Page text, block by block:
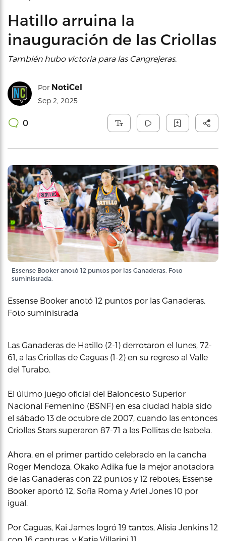
Hatillo arruina la
inauguración de las Criollas
También hubo victoria para las Cangrejeras.
Por NotiCel
Sep 2, 2025
0
Essense Booker anotó 12 puntos por las Ganaderas. Foto
suministrada.
Essense Booker anotó 12 puntos por las Ganaderas.
Foto suministrada
Las Ganaderas de Hatillo (2-1) derrotaron el lunes, 72-
61, a las Criollas de Caguas (1-2) en su regreso al Valle
del Turabo.
El último juego oficial del Baloncesto Superior
Nacional Femenino (BSNF) en esa ciudad había sido
el sábado 13 de octubre de 2007, cuando las entonces
Criollas Stars superaron 87-71 a las Pollitas de Isabela.
Ahora, en el primer partido celebrado en la cancha
Roger Mendoza, Okako Adika fue la mejor anotadora
de las Ganaderas con 22 puntos y 12 rebotes; Essense
Booker aportó 12, Sofía Roma y Ariel Jones 10 por
igual.
Por Caguas, Kai James logró 19 tantos, Alisia Jenkins 12